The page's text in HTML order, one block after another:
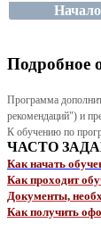
Подробное
Программа
рекомендаций") и
К обучению по
ЧАСТО
Как начать
Как проходит
Документы,
Как получить